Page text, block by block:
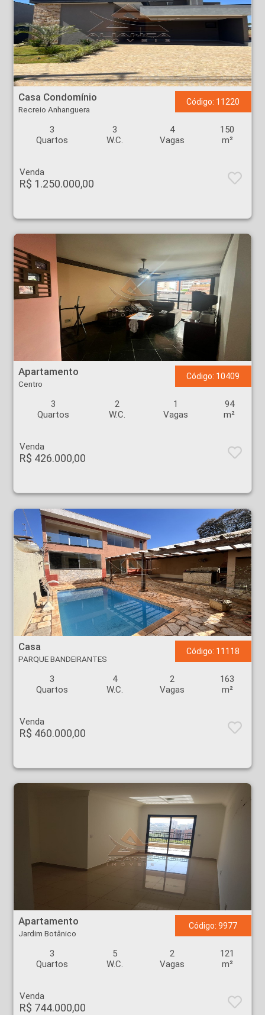
Casa Condomínio - Recreio Anhanguera - Ribeirão Preto
Casa Condomínio
Recreio Anhanguera
Código: 11220
3
Quartos
3
W.C.
4
Vagas
150
m²
Venda
R$ 1.250.000,00
Apartamento - Centro - Ribeirão Preto
Apartamento
Centro
Código: 10409
3
Quartos
2
W.C.
1
Vagas
94
m²
Venda
R$ 426.000,00
Casa - PARQUE BANDEIRANTES - Ribeirão Preto
Casa
PARQUE BANDEIRANTES
Código: 11118
3
Quartos
4
W.C.
2
Vagas
163
m²
Venda
R$ 460.000,00
Apartamento
Jardim Botânico
Código: 9977
3
Quartos
5
W.C.
2
Vagas
121
m²
Venda
R$ 744.000,00